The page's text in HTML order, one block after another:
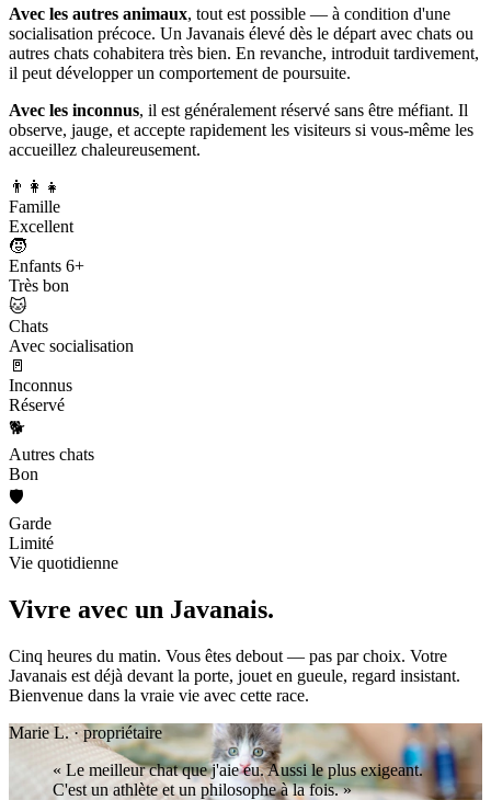
Avec les autres animaux, tout est possible — à condition d'une
socialisation précoce. Un Javanais élevé dès le départ avec chats ou
autres chats cohabitera très bien. En revanche, introduit tardivement,
il peut développer un comportement de poursuite.
Avec les inconnus, il est généralement réservé sans être méfiant. Il
observe, jauge, et accepte rapidement les visiteurs si vous-même les
accueillez chaleureusement.
👨‍👩‍👧
Famille
Excellent
🧒
Enfants 6+
Très bon
🐱
Chats
Avec socialisation
🚪
Inconnus
Réservé
🐕
Autres chats
Bon
🛡️
Garde
Limité
Vie quotidienne
Vivre avec un Javanais.
Cinq heures du matin. Vous êtes debout — pas par choix. Votre
Javanais est déjà devant la porte, jouet en gueule, regard insistant.
Bienvenue dans la vraie vie avec cette race.
Marie L. · propriétaire
« Le meilleur chat que j'aie eu. Aussi le plus exigeant.
C'est un athlète et un philosophe à la fois. »